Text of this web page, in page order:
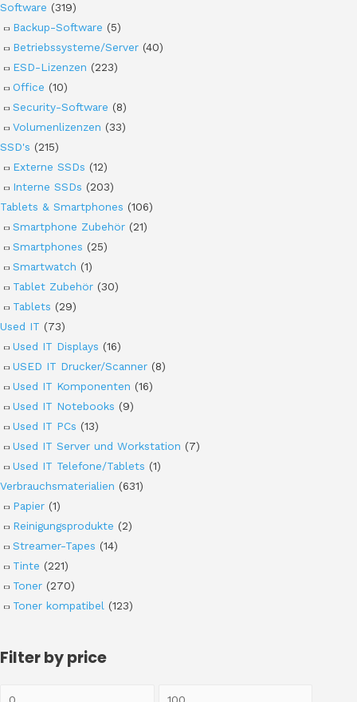
Software (319)
Backup-Software (5)
Betriebssysteme/Server (40)
ESD-Lizenzen (223)
Office (10)
Security-Software (8)
Volumenlizenzen (33)
SSD's (215)
Externe SSDs (12)
Interne SSDs (203)
Tablets & Smartphones (106)
Smartphone Zubehör (21)
Smartphones (25)
Smartwatch (1)
Tablet Zubehör (30)
Tablets (29)
Used IT (73)
Used IT Displays (16)
USED IT Drucker/Scanner (8)
Used IT Komponenten (16)
Used IT Notebooks (9)
Used IT PCs (13)
Used IT Server und Workstation (7)
Used IT Telefone/Tablets (1)
Verbrauchsmaterialien (631)
Papier (1)
Reinigungsprodukte (2)
Streamer-Tapes (14)
Tinte (221)
Toner (270)
Toner kompatibel (123)
Filter by price